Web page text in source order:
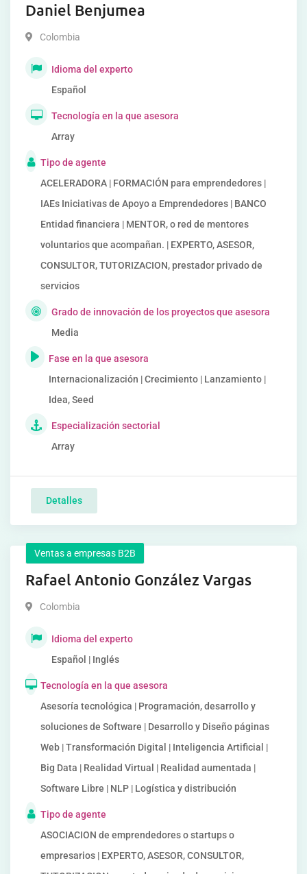
Daniel Benjumea
Colombia
Idioma del experto
Español
Tecnología en la que asesora
Array
Tipo de agente
ACELERADORA | FORMACIÓN para emprendedores |
IAEs Iniciativas de Apoyo a Emprendedores | BANCO
Entidad financiera | MENTOR, o red de mentores
voluntarios que acompañan. | EXPERTO, ASESOR,
CONSULTOR, TUTORIZACION, prestador privado de
servicios
Grado de innovación de los proyectos que asesora
Media
Fase en la que asesora
Internacionalización | Crecimiento | Lanzamiento |
Idea, Seed
Especialización sectorial
Array
Detalles
Ventas a empresas B2B
Rafael Antonio González Vargas
Colombia
Idioma del experto
Español | Inglés
Tecnología en la que asesora
Asesoría tecnológica | Programación, desarrollo y
soluciones de Software | Desarrollo y Diseño páginas
Web | Transformación Digital | Inteligencia Artificial |
Big Data | Realidad Virtual | Realidad aumentada |
Software Libre | NLP | Logística y distribución
Tipo de agente
ASOCIACION de emprendedores o startups o
empresarios | EXPERTO, ASESOR, CONSULTOR,